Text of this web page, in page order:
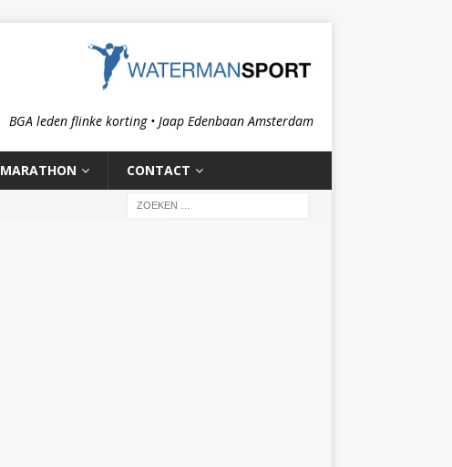
BGA leden flinke korting • Jaap Edenbaan Amsterdam
MARATHON CONTACT